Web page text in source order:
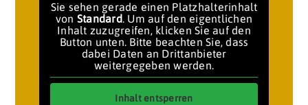
Sie sehen gerade einen Platzhalterinhalt
von Standard. Um auf den eigentlichen
Inhalt zuzugreifen, klicken Sie auf den
Button unten. Bitte beachten Sie, dass
dabei Daten an Drittanbieter
weitergegeben werden.
Inhalt entsperren